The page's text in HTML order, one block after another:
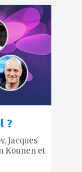
?
Jacques
Kounen et